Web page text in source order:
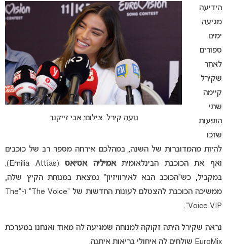
נועה קירל. צילום: אבי זייקנר
הידיעה
מגיעה
ימים
ספורים
לאחר
שקירל
קיימה
שתי
הופעות
שזכו
להיות מהמדוברות של השנה, במהלכם אירחה מספר רב של כוכבים
ואף את הכוכבת הבינלאומיתאמיליה אטיאס
(Emilia Attías).
במקביל, כש”הכוכב הבא לאירוויזיון” נמצאת במנוחת הקיץ שלה,
ממשיכה הכוכבת להצטלם לעונות החדשות של “The Voice” ו-“The
Voice VIP”.
נראה שקירל היתה זקוקה למנוחה שמגיעה לה מאוד ואנחנו במערכת
EuroMix שולחים לה איחולי בריאות איתנה.